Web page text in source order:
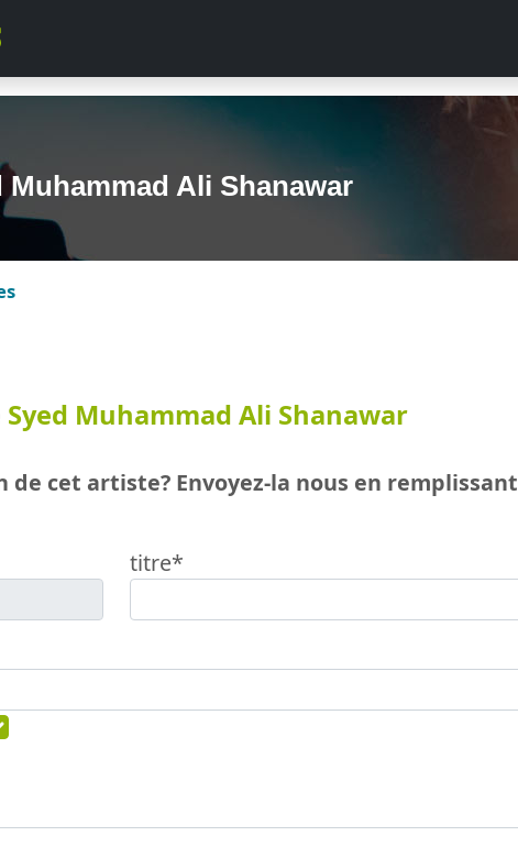
Muhammad Ali Shanawar
Syed Muhammad Ali Shanawar
de cet artiste? Envoyez-la nous en remplissant
titre*